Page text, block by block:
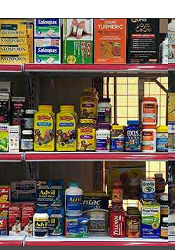
cho chúng trở thành một loại